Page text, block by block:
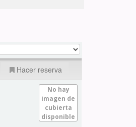
Hacer reserva
No hay
imagen de
cubierta
disponible